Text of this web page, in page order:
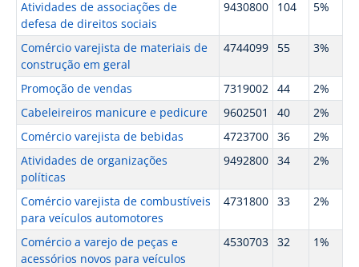
Atividades de associações de
defesa de direitos sociais
9430800 104 5%
Comércio varejista de materiais de
construção em geral
4744099 55 3%
Promoção de vendas 7319002 44
2%
Cabeleireiros manicure e pedicure
9602501 40
2%
Comércio varejista de bebidas
4723700 36
2%
Atividades de organizações
políticas
9492800 34 2%
Comércio varejista de combustíveis
para veículos automotores
4731800 33 2%
Comércio a varejo de peças e
acessórios novos para veículos
4530703 32 1%